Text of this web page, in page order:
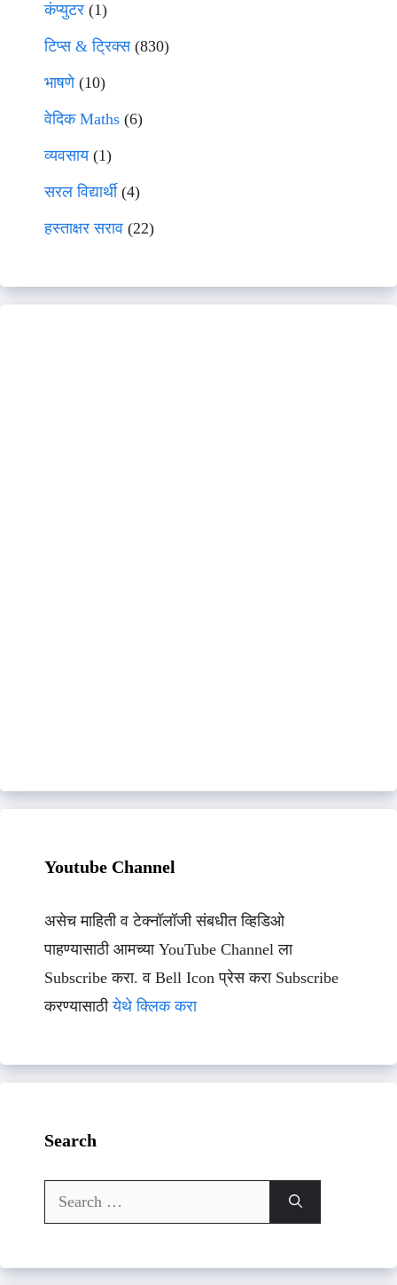
कंप्युटर (1)
टिप्स & ट्रिक्स(830)
भाषणे(10)
वेदिक Maths (6)
व्यवसाय(1)
सरल विद्यार्थी(4)
हस्ताक्षर सराव (22)
Youtube Channel
असेच माहिती व टेक्नॉलॉजी संबधीत व्हिडिओ
पाहण्यासाठी आमच्या YouTube Channel ला
Subscribe करा. व Bell Icon प्रेस करा Subscribe
करण्यासाठीयेथे क्लिक करा
Search
Search
for: